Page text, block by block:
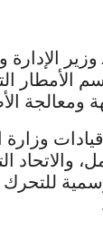
الأمطار
ومعالجة
وزارة
للتحرك